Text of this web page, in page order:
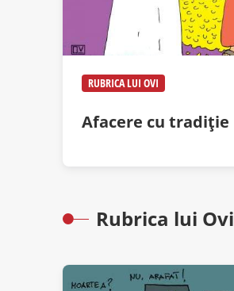
RUBRICA LUI OVI
Afacere cu tradiţie
Rubrica lui Ovi